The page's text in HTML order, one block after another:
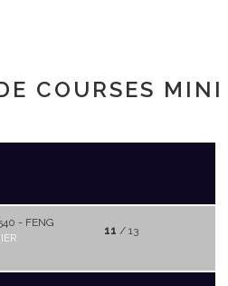
COURSES MINI
- FENG
11 / 13